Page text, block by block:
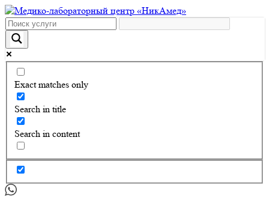
Exact matches only
Search in title
Search in content